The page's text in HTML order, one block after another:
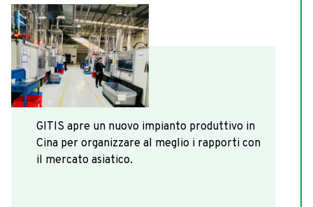
2018
GITIS apre un nuovo impianto produttivo in
Cina per organizzare al meglio i rapporti con
il mercato asiatico.